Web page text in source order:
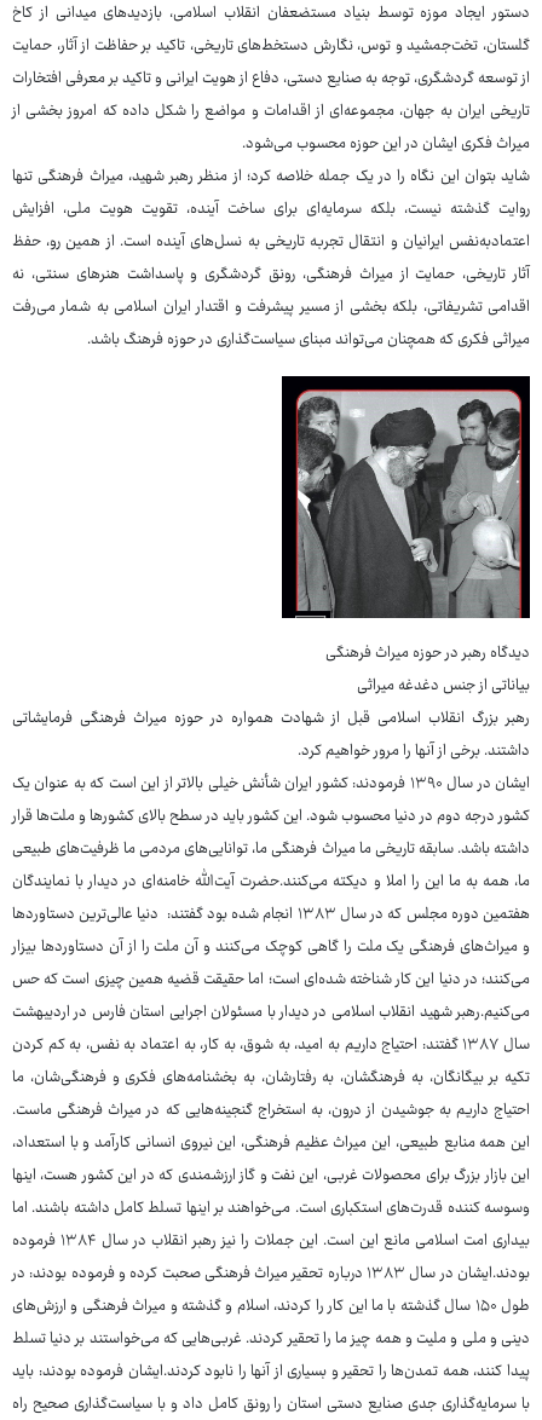
دستور ایجاد موزه توسط بنیاد مستضعفان انقلاب اسلامی، بازدیدهای میدانی از کاخ
گلستان، تخت‌جمشید و توس، نگارش دستخط‌های تاریخی، تاکید بر حفاظت از آثار، حمایت
از توسعه گردشگری، توجه به صنایع‌ دستی، دفاع از هویت ایرانی و تاکید بر معرفی افتخارات
تاریخی ایران به جهان، مجموعه‌ای از اقدامات و مواضع را شکل داده که امروز بخشی از
میراث فکری ایشان در این حوزه محسوب می‌شود.
شاید بتوان این نگاه را در یک جمله خلاصه کرد؛ از منظر رهبر شهید، میراث فرهنگی تنها
روایت گذشته نیست، بلکه سرمایه‌ای برای ساخت آینده، تقویت هویت ملی، افزایش
اعتمادبه‌نفس ایرانیان و انتقال تجربه تاریخی به نسل‌های آینده است. از همین رو، حفظ
آثار تاریخی، حمایت از میراث فرهنگی، رونق گردشگری و پاسداشت هنرهای سنتی، نه
اقدامی تشریفاتی، بلکه بخشی از مسیر پیشرفت و اقتدار ایران اسلامی به شمار می‌رفت
میراثی فکری که همچنان می‌تواند مبنای سیاست‌گذاری در حوزه فرهنگ باشد.
دیدگاه رهبر در حوزه میراث فرهنگی
بیاناتی از جنس دغدغه میراثی
رهبر بزرگ انقلاب اسلامی قبل از شهادت همواره در حوزه میراث فرهنگی فرمایشاتی
داشتند. برخی از آنها را مرور خواهیم کرد.
ایشان در سال ۱۳۹۰ فرمودند: کشور ایران شأنش خیلی بالاتر از این است که به عنوان یک
کشور درجه دوم در دنیا محسوب شود. این کشور باید در سطح بالای کشورها و ملت‌ها قرار
داشته باشد. سابقه تاریخی ما میراث فرهنگی ما، توانایی‌های مردمی ما ظرفیت‌های طبیعی
ما، همه به ما این را املا و دیکته می‌کنند.حضرت آیت‌الله خامنه‌ای در دیدار با نمایندگان
هفتمین دوره مجلس که در سال ۱۳۸۳ انجام شده بود گفتند: دنیا عالی‌ترین دستاوردها
و میراث‌های فرهنگی یک ملت را گاهی کوچک می‌کنند و آن ملت را از آن دستاوردها بیزار
می‌کنند؛ در دنیا این کار شناخته شده‌ای است؛ اما حقیقت قضیه همین چیزی است که حس
می‌کنیم.رهبر شهید انقلاب اسلامی در دیدار با مسئولان اجرایی استان فارس در اردیبهشت
سال ۱۳۸۷ گفتند: احتیاج داریم به امید، به شوق، به کار، به اعتماد به نفس، به کم کردن
تکیه بر بیگانگان، به فرهنگشان، به رفتارشان، به بخشنامه‌های فکری و فرهنگی‌شان، ما
احتیاج داریم به جوشیدن از درون، به استخراج گنجینه‌هایی که در میراث فرهنگی ماست.
این همه منابع طبیعی، این میراث عظیم فرهنگی، این نیروی انسانی کارآمد و با استعداد،
این بازار بزرگ برای محصولات غربی، این نفت و گاز ارزشمندی که در این کشور هست، اینها
وسوسه کننده قدرت‌های استکباری است. می‌خواهند بر اینها تسلط کامل داشته باشند. اما
بیداری امت اسلامی مانع این است. این جملات را نیز رهبر انقلاب در سال ۱۳۸۴ فرموده
بودند.ایشان در سال ۱۳۸۳ درباره تحقیر میراث فرهنگی صحبت کرده و فرموده بودند: در
طول ۱۵۰ سال گذشته با ما این کار را کردند، اسلام و گذشته و میراث فرهنگی و ارزش‌های
دینی و ملی و ملیت و همه چیز ما را تحقیر کردند. غربی‌هایی که می‌خواستند بر دنیا تسلط
پیدا کنند، همه تمدن‌ها را تحقیر و بسیاری از آنها را نابود کردند.ایشان فرموده بودند: باید
با سرمایه‌گذاری جدی صنایع دستی استان را رونق کامل داد و با سیاست‌گذاری صحیح راه